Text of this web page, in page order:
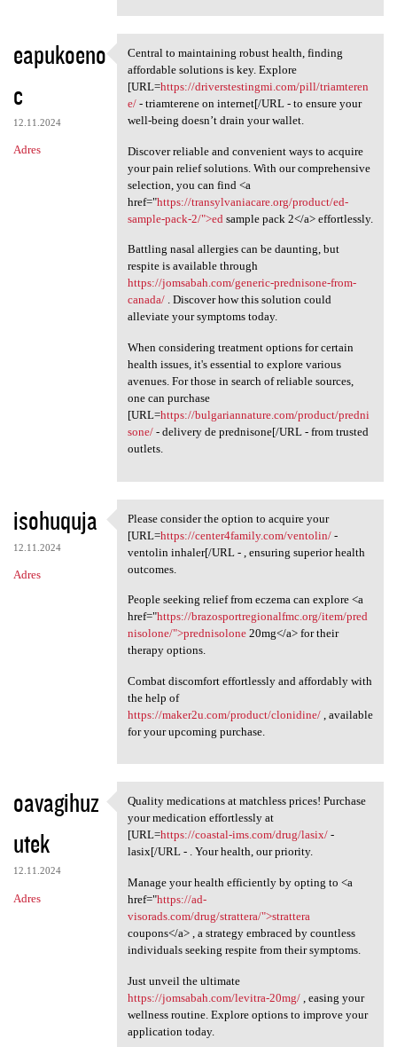
eapukoeno
c
12.11.2024
Adres
Central to maintaining robust
Central to maintaining robust health, finding
affordable solutions is key. Explore
[URL=https://driverstestingmi.com/pill/triamteren
e/- triamterene on internet[/URL - to ensure your
well-being doesn’t drain your wallet.
Discover reliable and convenient ways to acquire
your pain relief solutions. With our comprehensive
selection, you can find <a
href="https://transylvaniacare.org/product/ed-
sample-pack-2/">ed sample pack 2</a> effortlessly.
Battling nasal allergies can be daunting, but
respite is available through
https://jomsabah.com/generic-prednisone-from-
canada/. Discover how this solution could
alleviate your symptoms today.
When considering treatment options for certain
health issues, it's essential to explore various
avenues. For those in search of reliable sources,
one can purchase
[URL=https://bulgariannature.com/product/predni
sone/- delivery de prednisone[/URL - from trusted
outlets.
isohuquja
12.11.2024
Adres
Please consider the option to
Please consider the option to acquire your
[URL=https://center4family.com/ventolin/-
ventolin inhaler[/URL - , ensuring superior health
outcomes.
People seeking relief from eczema can explore <a
href="https://brazosportregionalfmc.org/item/pred
nisolone/">prednisolone20mg</a> for their
therapy options.
Combat discomfort effortlessly and affordably with
the help of
https://maker2u.com/product/clonidine/, available
for your upcoming purchase.
oavagihuz
utek
12.11.2024
Adres
Quality medications at
Quality medications at matchless prices! Purchase
your medication effortlessly at
[URL=https://coastal-ims.com/drug/lasix/-
lasix[/URL - . Your health, our priority.
Manage your health efficiently by opting to <a
href="https://ad-
visorads.com/drug/strattera/">strattera
coupons</a> , a strategy embraced by countless
individuals seeking respite from their symptoms.
Just unveil the ultimate
https://jomsabah.com/levitra-20mg/, easing your
wellness routine. Explore options to improve your
application today.